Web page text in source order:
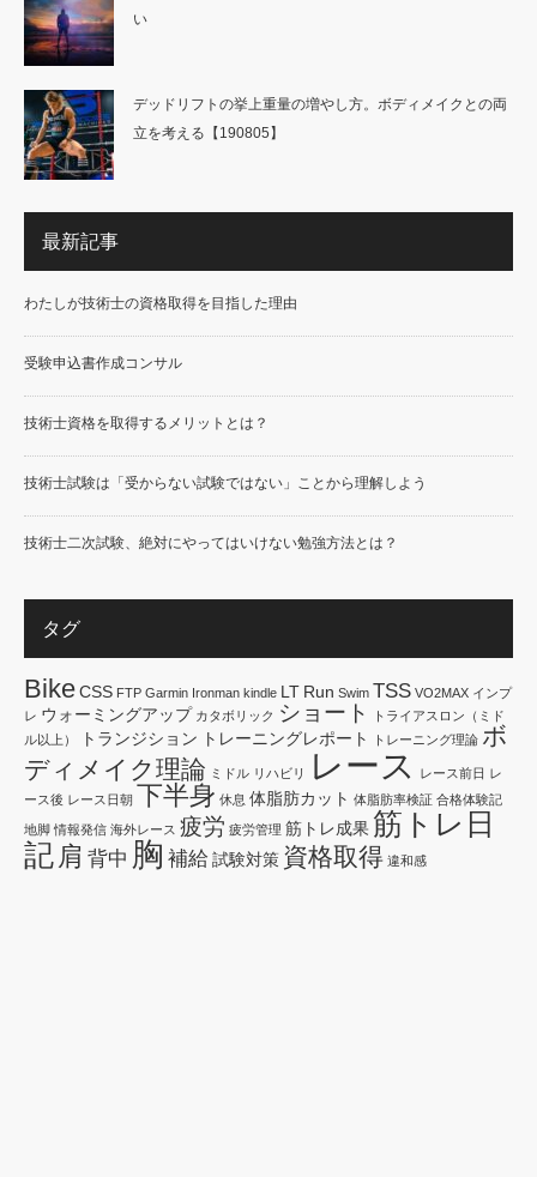
い
デッドリフトの挙上重量の増やし方。ボディメイクとの両
立を考える【190805】
最新記事
わたしが技術士の資格取得を目指した理由
受験申込書作成コンサル
技術士資格を取得するメリットとは？
技術士試験は「受からない試験ではない」ことから理解しよう
技術士二次試験、絶対にやってはいけない勉強方法とは？
タグ
BikeCSS FTP Garmin Ironman kindle LT Run Swim TSS VO2MAX インプ
レ ウォーミングアップ カタボリック ショート
トライアスロン（ミド
ル以上）
トランジション トレーニングレポート トレーニング理論 ボ
ディメイク理論 ミドル リハビリ レース レース前日 レ
ース後 レース日朝 下半身 休息 体脂肪カット 体脂肪率検証 合格体験記
地脚 情報発信 海外レース 疲労 疲労管理 筋トレ成果 筋トレ日
記 肩 背中 胸 補給 試験対策 資格取得 違和感